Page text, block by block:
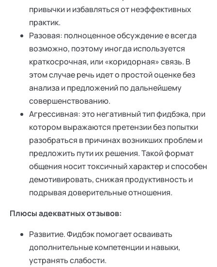
привычки и избавляться от неэффективных
практик.
Разовая: полноценное обсуждение е всегда
возможно, поэтому иногда используется
краткосрочная, или «коридорная» связь. В
этом случае речь идет о простой оценке без
анализа и предложений по дальнейшему
совершенствованию.
Агрессивная: это негативный тип фидбэка, при
котором выражаются претензии без попытки
разобраться в причинах возникших проблем и
предложить пути их решения. Такой формат
общения носит токсичный характер и способен
демотивировать, снижая продуктивность и
подрывая доверительные отношения.
Плюсы адекватных отзывов:
Развитие. Фидбэк помогает осваивать
дополнительные компетенции и навыки,
устранять слабости.